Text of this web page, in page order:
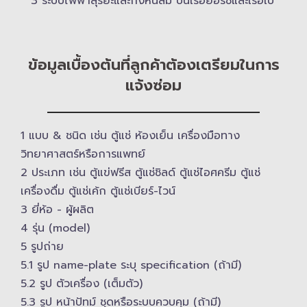
ข้อมูลเบื้องต้นที่ลูกค้าต้องเตรียมในการ
แจ้งซ่อม
1 แบบ & ​ชนิด เช่น ตู้แช่ ห้องเย็น เครื่องมือทาง
วิทยาศาสตร์​หรือการแพทย์
2 ประเภท เช่น ตู้แข่ฟรีส ตู้แช่ชิลด์ ตู้แช่ไอศครีม ตู้แช่
เครื่องดื่ม ตู้แช่เค้ก ตู้แช่เบียร์-ไวน์
3 ยี่ห้อ -​ ผู้ผลิต
4 รุ่น (model)
5 รูปถ่าย
5.1 รูป name-plate ระบุ specification (ถ้ามี)
5.2 รูป ตัวเครื่อง (เต็มตัว)
5.3 รูป หน้าปัทม์ ชุดหรือระบบควบคุม (ถ้ามี)​